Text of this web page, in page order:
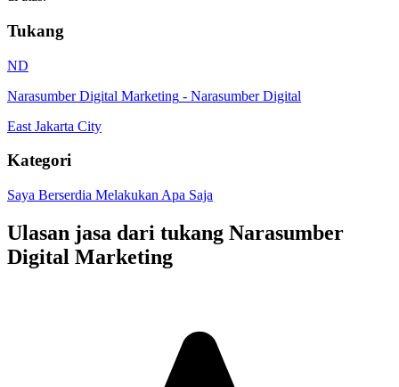
Tukang
ND
Narasumber Digital Marketing - Narasumber Digital
East Jakarta City
Kategori
Saya Berserdia Melakukan Apa Saja
Ulasan jasa dari tukang Narasumber
Digital Marketing